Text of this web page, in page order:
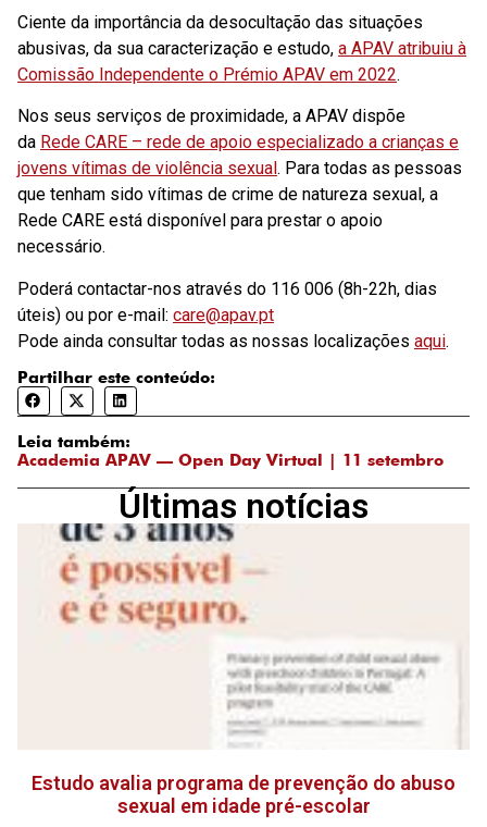
Ciente da importância da desocultação das situações
abusivas, da sua caracterização e estudo, a APAV atribuiu à
Comissão Independente o Prémio APAV em 2022.
Nos seus serviços de proximidade, a APAV dispõe
da Rede CARE – rede de apoio especializado a crianças e
jovens vítimas de violência sexual . Para todas as pessoas
que tenham sido vítimas de crime de natureza sexual, a
Rede CARE está disponível para prestar o apoio
necessário.
Poderá contactar-nos através do 116 006 (8h-22h, dias
úteis) ou por e-mail: care@apav.pt
Pode ainda consultar todas as nossas localizações aqui.
Partilhar este conteúdo:
Leia também:
Academia APAV — Open Day Virtual | 11 setembro
Últimas notícias
Estudo avalia programa de prevenção do abuso
sexual em idade pré-escolar